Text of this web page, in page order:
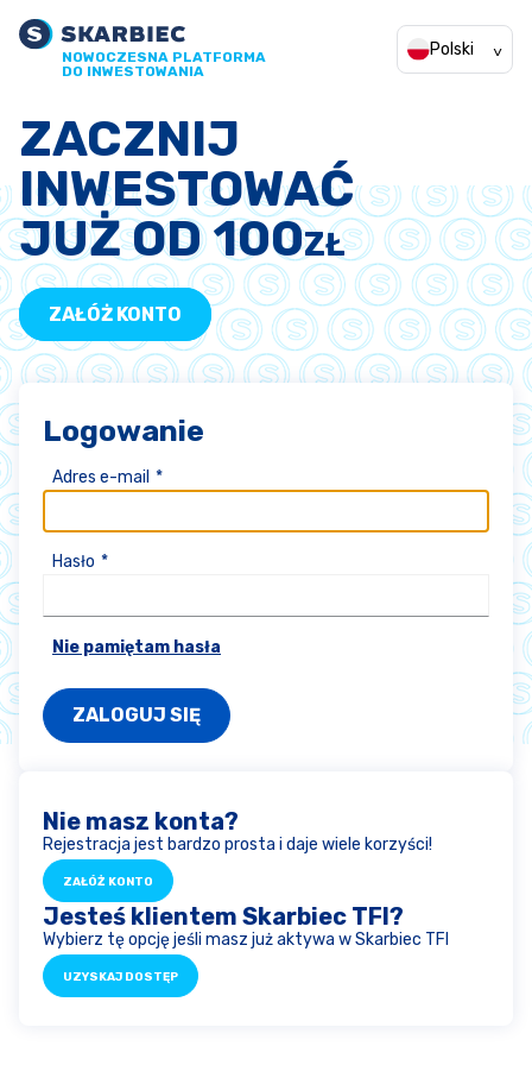
NOWOCZESNA PLATFORMA
DO INWESTOWANIA
Polski
ZACZNIJ
INWESTOWAĆ
JUŻ OD 100ZŁ
ZAŁÓŻ KONTO
Logowanie
Adres e-mail
Hasło
Nie pamiętam hasła
Nie masz konta?
Rejestracja jest bardzo prosta i daje wiele korzyści!
ZAŁÓŻ KONTO
Jesteś klientem Skarbiec TFI?
Wybierz tę opcję jeśli masz już aktywa w Skarbiec TFI
UZYSKAJ DOSTĘP